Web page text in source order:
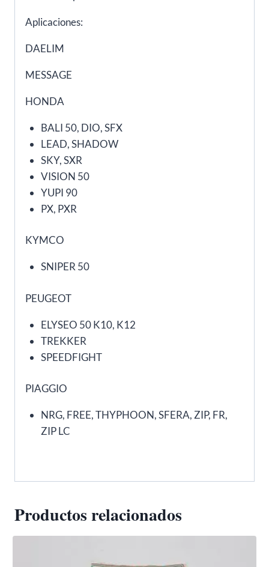
Aplicaciones:
DAELIM
MESSAGE
HONDA
BALI 50, DIO, SFX
LEAD, SHADOW
SKY, SXR
VISION 50
YUPI 90
PX, PXR
KYMCO
SNIPER 50
PEUGEOT
ELYSEO 50 K10, K12
TREKKER
SPEEDFIGHT
PIAGGIO
NRG, FREE, THYPHOON, SFERA, ZIP, FR,
ZIP LC
Productos relacionados